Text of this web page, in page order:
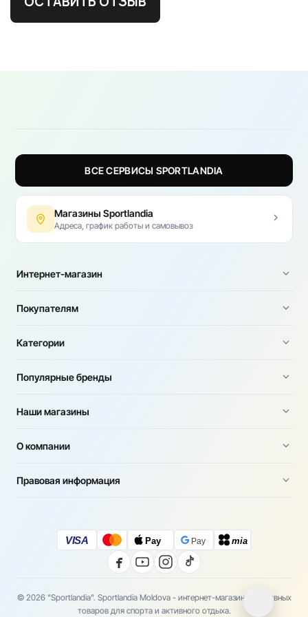
ВСЕ СЕРВИСЫ SPORTLANDIA
Магазины Sportlandia
Адреса, график работы и самовывоз
Интернет-магазин
Покупателям
Категории
Популярные бренды
Наши магазины
О компании
Правовая информация
VISA Pay Pay mia
© 2026 "Sportlandia". Sportlandia Moldova - интернет-магазин спортивных
товаров для спорта и активного отдыха.